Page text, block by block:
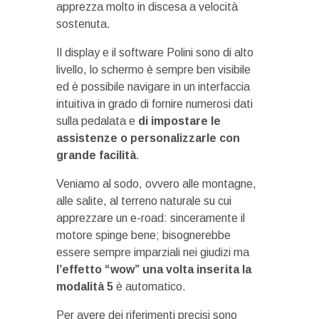
apprezza molto in discesa a velocità
sostenuta.
Il display e il software Polini sono di alto
livello, lo schermo è sempre ben visibile
ed è possibile navigare in un interfaccia
intuitiva in grado di fornire numerosi dati
sulla pedalata e di impostare le
assistenze o personalizzarle con
grande facilità.
Veniamo al sodo, ovvero alle montagne,
alle salite, al terreno naturale su cui
apprezzare un e-road: sinceramente il
motore spinge bene; bisognerebbe
essere sempre imparziali nei giudizi ma
l’effetto “wow” una volta inserita la
modalità 5 è automatico.
Per avere dei riferimenti precisi sono